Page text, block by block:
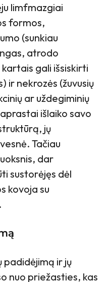
limfmazgiai
formos,
(sunkiau
atrodo
gali išsiskirti
ir nekrozės (žuvusių
ar uždegiminių
išlaiko savo
jų
Tačiau
dar
sustorėjęs dėl
kovoja su
ir jų
nuo priežasties, kas